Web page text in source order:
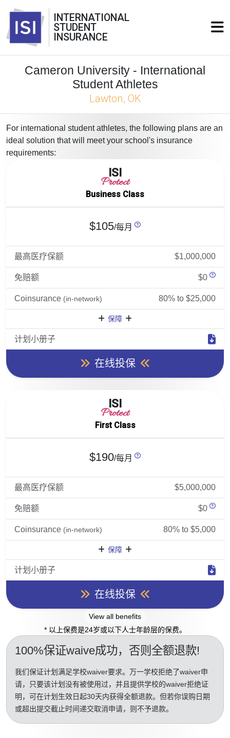
INTERNATIONAL
STUDENT
INSURANCE
Cameron University - International
Student Athletes
Lawton, OK
For international student athletes, the following plans are an
ideal solution that will meet your school's insurance
requirements:
ISI
Protect
Business Class
$105/每月
最高医疗保额 $1,000,000
免赔额 $0
Coinsurance (in-network) 80% to $25,000
保障
计划小册子
在线投保
ISI
Protect
First Class
$190/每月
最高医疗保额 $5,000,000
免赔额 $0
Coinsurance (in-network) 80% to $5,000
保障
计划小册子
在线投保
View all benefits
* 以上保费是24岁或以下人士年龄层的保费。
100%保证waive成功，否则全额退款!
我们保证计划满足学校waiver要求。万一学校拒绝了waiver申
请，只要该计划没有被使用过，并且提供学校的waiver拒绝证
明，可在计划生效日起30天内获得全额退款。但若你误购日期
或超出提交截止时间递交取消申请，则不予退款。